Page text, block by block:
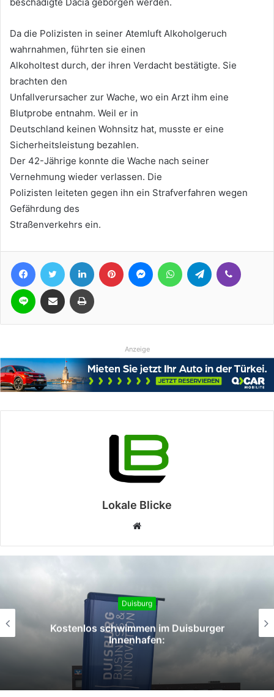
Da die Polizisten in seiner Atemluft Alkoholgeruch
wahrnahmen, führten sie einen
Alkoholtest durch, der ihren Verdacht bestätigte. Sie
brachten den
Unfallverursacher zur Wache, wo ein Arzt ihm eine
Blutprobe entnahm. Weil er in
Deutschland keinen Wohnsitz hat, musste er eine
Sicherheitsleistung bezahlen.
Der 42-Jährige konnte die Wache nach seiner
Vernehmung wieder verlassen. Die
Polizisten leiteten gegen ihn ein Strafverfahren wegen
Gefährdung des
Straßenverkehrs ein.
FacebookTwitter LinkedIn Pinterest MessengerWhatsAppTelegram
Line Teile per E-Mail Drucken
Anzeige
Lokale Blicke
Webseite
Duisburg
schwimmen im Duisburger
Innenhafen: